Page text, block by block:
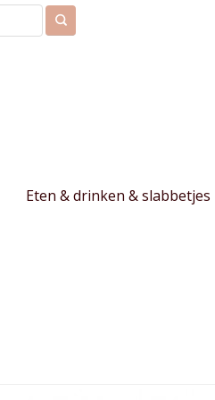
Eten & drinken & slabbetjes